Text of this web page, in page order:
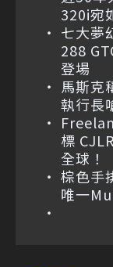
320i宛
七大夢
288
登場
馬斯克
執行長
標
全球！
棕色手
唯一